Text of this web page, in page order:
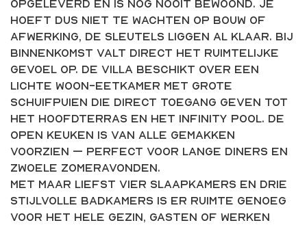
opgeleverd en is nog nooit bewoond. Je
hoeft dus niet te wachten op bouw of
afwerking, de sleutels liggen al klaar. Bij
binnenkomst valt direct het ruimtelijke
gevoel op. De villa beschikt over een
lichte woon-eetkamer met grote
schuifpuien die direct toegang geven tot
het hoofdterras en het infinity pool. De
open keuken is van alle gemakken
voorzien – perfect voor lange diners en
zwoele zomeravonden.
Met maar liefst vier slaapkamers en drie
stijlvolle badkamers is er ruimte genoeg
voor het hele gezin, gasten of werken